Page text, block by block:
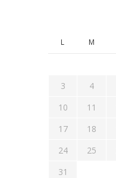
L M
3
4
10
11
17
18
24
25
31